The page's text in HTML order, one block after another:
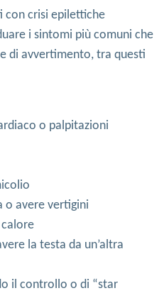
con crisi epilettiche
i sintomi più comuni che
di avvertimento, tra questi
o palpitazioni
o avere vertigini
calore
la testa da un’altra
il controllo o di “star